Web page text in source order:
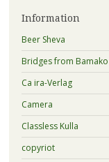
Information
Beer Sheva
Bridges from Bamako
Ca ira-Verlag
Camera
Classless Kulla
copyriot